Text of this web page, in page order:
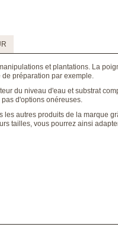
et plantations. La
préparation par exemple.
du niveau d'eau et substrat
d'options onéreuses.
les autres produits de la marque
tailles, vous pourrez ainsi